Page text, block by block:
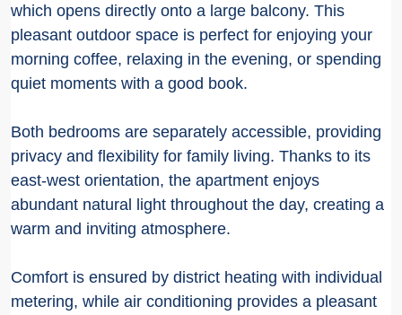
which opens directly onto a large balcony. This
pleasant outdoor space is perfect for enjoying your
morning coffee, relaxing in the evening, or spending
quiet moments with a good book.
Both bedrooms are separately accessible, providing
privacy and flexibility for family living. Thanks to its
east-west orientation, the apartment enjoys
abundant natural light throughout the day, creating a
warm and inviting atmosphere.
Comfort is ensured by district heating with individual
metering, while air conditioning provides a pleasant